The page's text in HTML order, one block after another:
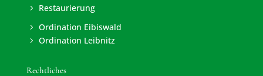
5 Restaurierung
5 Ordination Eibiswald
5 Ordination Leibnitz
Rechtliches